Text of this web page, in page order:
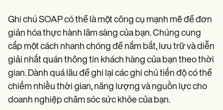
Superbill Template
SOAP Note Template
Treatment Plan Template
Informed Consent Form
Social Work Treatment Plans
DAR Note Template
Patient Visit Summary Template
Help Center
Demos
Ghi chú SOAP có thể là một công cụ mạnh mẽ để đơn
giản hóa thực hành lâm sàng của bạn. Chúng cung
cấp một cách nhanh chóng để nắm bắt, lưu trữ và diễn
giải nhất quán thông tin khách hàng của bạn theo thời
gian. Dành quá lâu để ghi lại các ghi chú tiến độ có thể
chiếm nhiều thời gian, năng lượng và nguồn lực cho
doanh nghiệp chăm sóc sức khỏe của bạn.